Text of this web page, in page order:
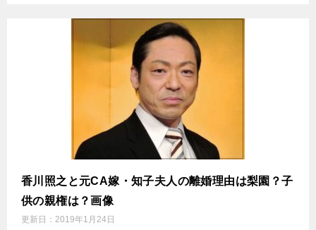
香川照之と元CA嫁・知子夫人の離婚理由は梨園？子
供の親権は？画像
更新日： 2019年1月24日